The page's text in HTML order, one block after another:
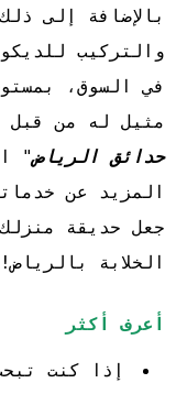
بالإضافة إلى
والتركيب
في السوق،
مثيل له من
حدائق الرياض"
المزيد عن
جعل حديقة
الخلابة بالرياض!
أعرف أكثر
إذا كنت